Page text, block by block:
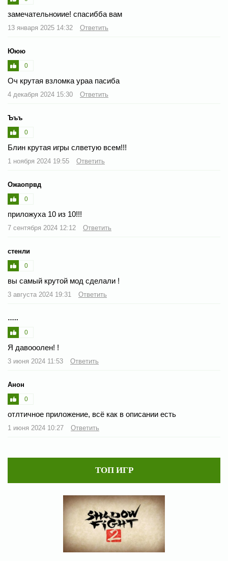
замечательноиие! спасибба вам
13 января 2025 14:32 Ответить
Ююю
0
Оч крутая взломка ураа пасиба
4 декабря 2024 15:30 Ответить
Ъъъ
0
Блин крутая игры слветую всем!!!
1 ноября 2024 19:55 Ответить
Ожаопрвд
0
приложуха 10 из 10!!!
7 сентября 2024 12:12 Ответить
стенли
0
вы самый крутой мод сделали !
3 августа 2024 19:31 Ответить
…..
0
Я давооолен! !
3 июня 2024 11:53 Ответить
Анон
0
отлтичное приложение, всё как в описании есть
1 июня 2024 10:27 Ответить
ТОП ИГР